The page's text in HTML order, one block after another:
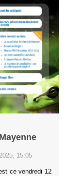
15:05
ce vendredi 12